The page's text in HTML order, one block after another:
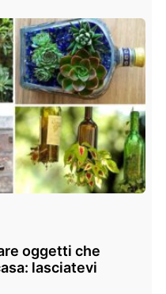
oggetti che
lasciatevi